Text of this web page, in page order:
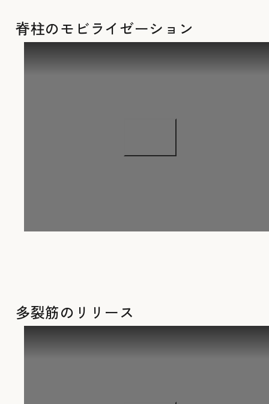
脊柱のモビライゼーション
多裂筋のリリース